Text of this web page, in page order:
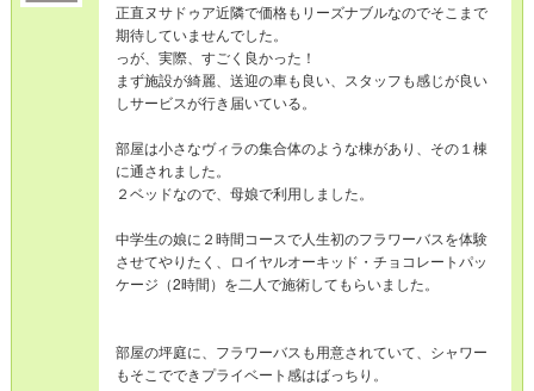
正直ヌサドゥア近隣で価格もリーズナブルなのでそこまで
期待していませんでした。
っが、実際、すごく良かった！
まず施設が綺麗、送迎の車も良い、スタッフも感じが良い
しサービスが行き届いている。
部屋は小さなヴィラの集合体のような棟があり、その１棟
に通されました。
２ベッドなので、母娘で利用しました。
中学生の娘に２時間コースで人生初のフラワーバスを体験
させてやりたく、ロイヤルオーキッド・チョコレートパッ
ケージ（2時間）を二人で施術してもらいました。
部屋の坪庭に、フラワーバスも用意されていて、シャワー
もそこでできプライベート感はばっちり。